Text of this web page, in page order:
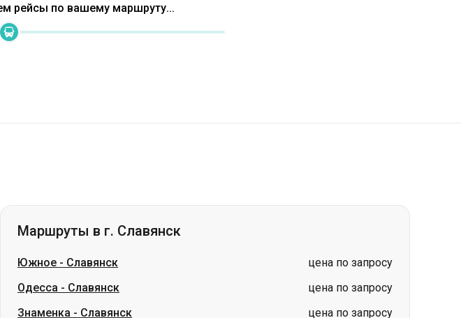
рейсы по вашему маршруту...
Маршруты в г. Славянск
Южное - Славянск
цена по запросу
Одесса - Славянск
цена по запросу
Знаменка - Славянск
цена по запросу